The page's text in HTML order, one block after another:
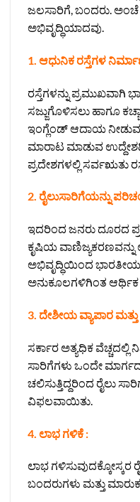
ಜಲಸಾರಿಗೆ, ಬಂದರು.
ಅಭಿವೃದ್ಧಿಯಾದವು.
1. ಆಧುನಿಕ ರಸ್ತೆಗಳ
ರಸ್ತೆಗಳನ್ನು ಪ್ರಮುಖವಾಗಿ
ಸಜ್ಜುಗೊಳಿಸಲು ಹಾಗೂ
ಇಂಗ್ಲೆಂಡ್ ಆದಾಯ
ಮಾರಾಟ ಮಾಡುವ
ಪ್ರದೇಶಗಳಲ್ಲಿ ಸರ್ವಋತು
2. ರೈಲುಸಾರಿಗೆಯನ್ನು
ಇದರಿಂದ ಜನರು ದೂರದ
ಕೃಷಿಯ ವಾಣಿಜ್ಯಕರಣವನ್ನು
ಅಭಿವೃದ್ಧಿಯಿಂದ
ಅನುಕೂಲಗಳಿಗಿಂತ ಆರ್ಥಿಕ
3. ದೇಶೀಯ ವ್ಯಾಪಾರ
ಸರ್ಕಾರ ಅತ್ಯಧಿಕ ವೆಚ್ಚದಲ್ಲಿ
ಸಾರಿಗೆಗಳು ಒಂದೇ
ಚಲಿಸುತ್ತಿದ್ದರಿಂದ ರೈಲು
ವಿಫಲವಾಯಿತು.
4. ಲಾಭ ಗಳಿಕೆ :
ಲಾಭ ಗಳಿಸುವುದಕ್ಕೋಸ್ಕರ
ಬಂದರುಗಳು ಮತ್ತು